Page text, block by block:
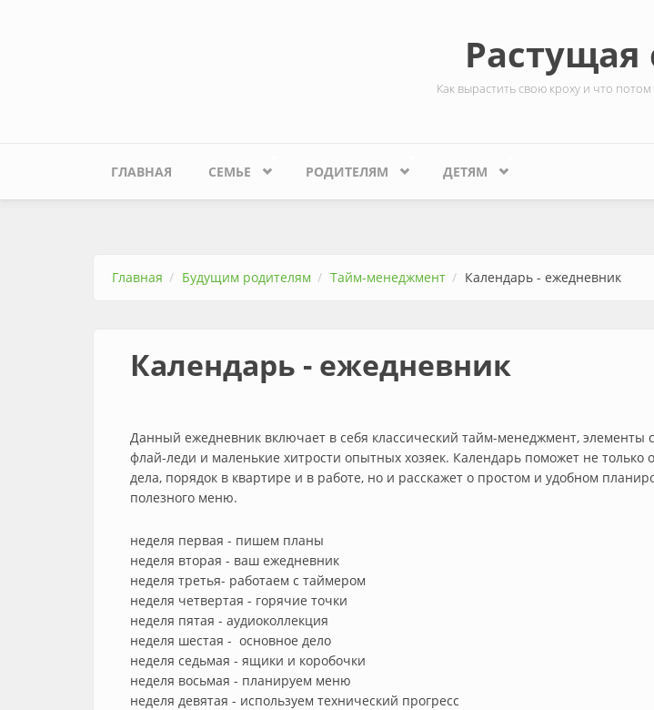
Растущая
Как вырастить свою кроху и что
ГЛАВНАЯ СЕМЬЕ РОДИТЕЛЯМ ДЕТЯМ
Главная Будущим родителям Тайм-менеджмент Календарь - ежедневник
Календарь - ежедневник
Данный ежедневник включает в себя классический тайм-менеджмент, элементы
флай-леди и маленькие хитрости опытных хозяек. Календарь поможет не только
дела, порядок в квартире и в работе, но и расскажет о простом и удобном
полезного меню.
неделя первая - пишем планы
неделя вторая - ваш ежедневник
неделя третья- работаем с таймером
неделя четвертая - горячие точки
неделя пятая - аудиоколлекция
неделя шестая - основное дело
неделя седьмая - ящики и коробочки
неделя восьмая - планируем меню
неделя девятая - используем технический прогресс